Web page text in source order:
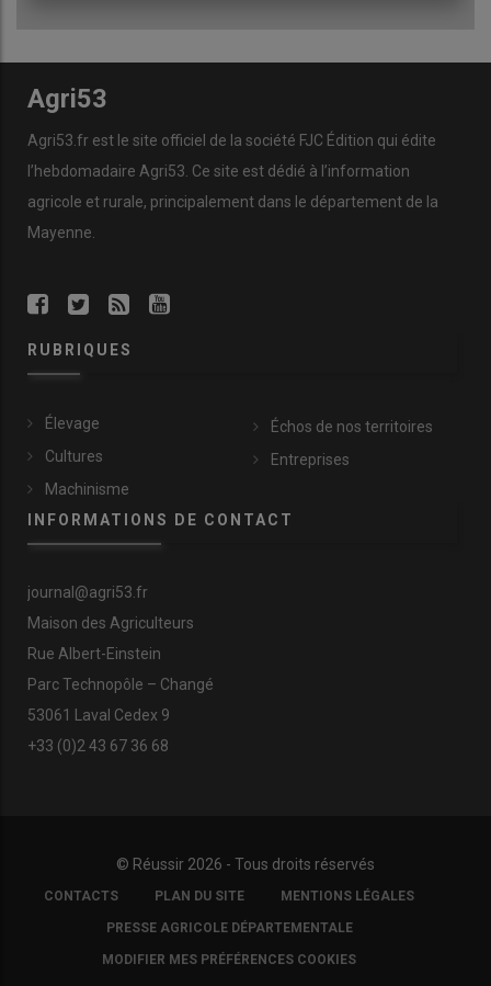
Agri53
Agri53.fr est le site officiel de la société FJC Édition qui édite
l’hebdomadaire Agri53. Ce site est dédié à l’information
agricole et rurale, principalement dans le département de la
Mayenne.
RUBRIQUES
Élevage
Cultures
Machinisme
Échos de nos territoires
Entreprises
INFORMATIONS DE CONTACT
journal@agri53.fr
Maison des Agriculteurs
Rue Albert-Einstein
Parc Technopôle – Changé
53061 Laval Cedex 9
+33 (0)2 43 67 36 68
© Réussir 2026 - Tous droits réservés
FOOTER
COPYRIGHT
CONTACTS PLAN DU SITE MENTIONS LÉGALES
PRESSE AGRICOLE DÉPARTEMENTALE
MODIFIER MES PRÉFÉRENCES COOKIES